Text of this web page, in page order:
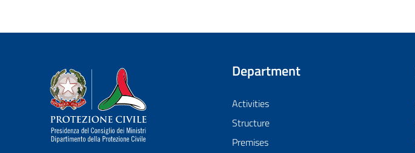
Dipartimento della Protezione Civile
Department
Activities
Structure
Premises